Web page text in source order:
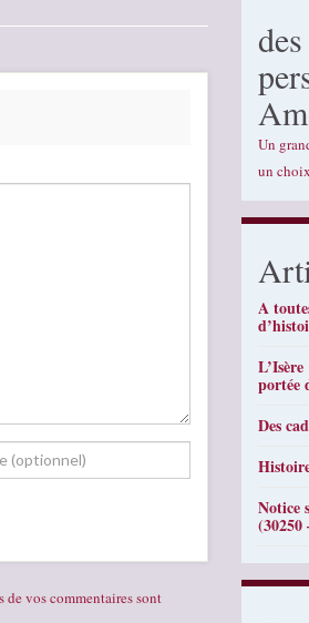
de vos commentaires sont
Un
un
A
portée
Des
Notice